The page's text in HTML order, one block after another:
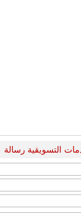
التسويقية رسالة